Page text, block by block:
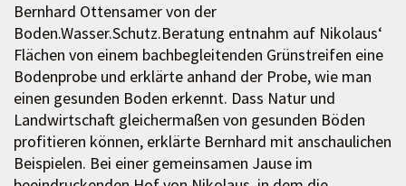
Bernhard Ottensamer von der
Boden.Wasser.Schutz.Beratung entnahm auf Nikolaus‘
Flächen von einem bachbegleitenden Grünstreifen eine
Bodenprobe und erklärte anhand der Probe, wie man
einen gesunden Boden erkennt. Dass Natur und
Landwirtschaft gleichermaßen von gesunden Böden
profitieren können, erklärte Bernhard mit anschaulichen
Beispielen. Bei einer gemeinsamen Jause im